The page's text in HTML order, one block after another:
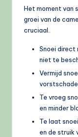
Het moment van
groei van de
cruciaal.
Snoei direct
niet te
Vermijd
vorstschade
Te vroeg
en minder
Te laat
en de struik